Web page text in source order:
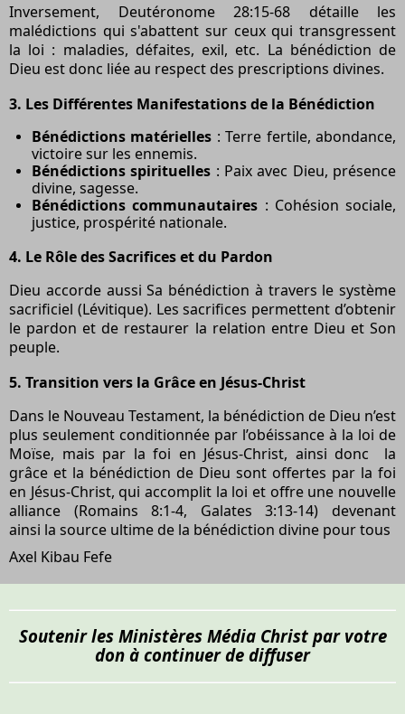
Inversement, Deutéronome 28:15-68 détaille les
malédictions qui s'abattent sur ceux qui transgressent
la loi : maladies, défaites, exil, etc. La bénédiction de
Dieu est donc liée au respect des prescriptions divines.
3. Les Différentes Manifestations de la Bénédiction
Bénédictions matérielles : Terre fertile, abondance,
victoire sur les ennemis.
Bénédictions spirituelles : Paix avec Dieu, présence
divine, sagesse.
Bénédictions communautaires : Cohésion sociale,
justice, prospérité nationale.
4. Le Rôle des Sacrifices et du Pardon
Dieu accorde aussi Sa bénédiction à travers le système
sacrificiel (Lévitique). Les sacrifices permettent d’obtenir
le pardon et de restaurer la relation entre Dieu et Son
peuple.
5. Transition vers la Grâce en Jésus-Christ
Dans le Nouveau Testament, la bénédiction de Dieu n’est
plus seulement conditionnée par l’obéissance à la loi de
Moïse, mais par la foi en Jésus-Christ, ainsi donc la
grâce et la bénédiction de Dieu sont offertes par la foi
en Jésus-Christ, qui accomplit la loi et offre une nouvelle
alliance (Romains 8:1-4, Galates 3:13-14) devenant
ainsi la source ultime de la bénédiction divine pour tous
Axel Kibau Fefe
Soutenir les Ministères Média Christ par votre
don à continuer de diffuser